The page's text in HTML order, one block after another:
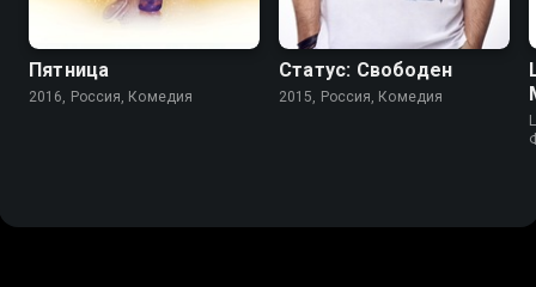
Пятница
2016, Россия, Комедия
Статус: Свободен
2015, Россия, Комедия